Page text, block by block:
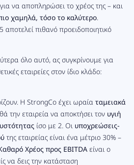
να αποπληρώσει το χρέος της – και
χαμηλά, τόσο το καλύτερο.
πιθανό προειδοποιητικό
όλο αυτό, ας συγκρίνουμε για
εταιρείες στον ίδιο κλάδο:
Η StrongCo έχει ωραία ταμειακά
την εταιρεία να αποκτήσει τον υγιή
ίσο με 2. Οι υποχρεώσεις-
της εταιρείας είναι ένα μέτριο 30% –
Χρέος προς EBITDA είναι ο
να δεις την κατάσταση